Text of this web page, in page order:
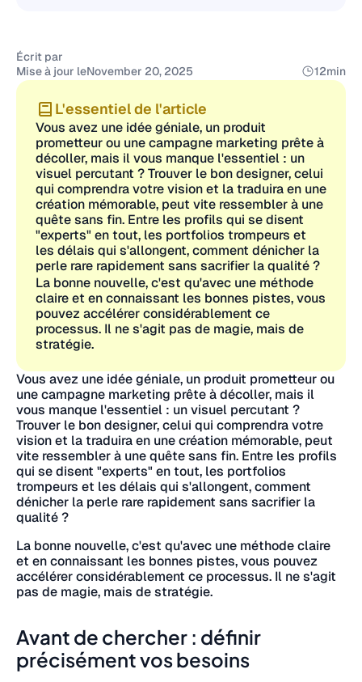
Écrit par
Mise à jour leNovember 20, 2025 12min
L'essentiel de l'article
Vous avez une idée géniale, un produit
prometteur ou une campagne marketing prête à
décoller, mais il vous manque l'essentiel : un
visuel percutant ? Trouver le bon designer, celui
qui comprendra votre vision et la traduira en une
création mémorable, peut vite ressembler à une
quête sans fin. Entre les profils qui se disent
"experts" en tout, les portfolios trompeurs et
les délais qui s'allongent, comment dénicher la
perle rare rapidement sans sacrifier la qualité ?
La bonne nouvelle, c'est qu'avec une méthode
claire et en connaissant les bonnes pistes, vous
pouvez accélérer considérablement ce
processus. Il ne s'agit pas de magie, mais de
stratégie.
Vous avez une idée géniale, un produit prometteur ou
une campagne marketing prête à décoller, mais il
vous manque l'essentiel : un visuel percutant ?
Trouver le bon designer, celui qui comprendra votre
vision et la traduira en une création mémorable, peut
vite ressembler à une quête sans fin. Entre les profils
qui se disent "experts" en tout, les portfolios
trompeurs et les délais qui s'allongent, comment
dénicher la perle rare rapidement sans sacrifier la
qualité ?
La bonne nouvelle, c'est qu'avec une méthode claire
et en connaissant les bonnes pistes, vous pouvez
accélérer considérablement ce processus. Il ne s'agit
pas de magie, mais de stratégie.
Avant de chercher : définir
précisément vos besoins